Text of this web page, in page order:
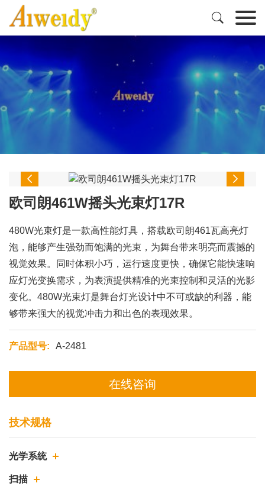

 
欧司朗461W摇头光束灯17R
480W光束灯是一款高性能灯具，搭载欧司朗461瓦高亮灯
泡，能够产生强劲而饱满的光束，为舞台带来明亮而震撼的
视觉效果。同时体积小巧，运行速度更快，确保它能快速响
应灯光变换需求，为表演提供精准的光束控制和灵活的光影
变化。480W光束灯是舞台灯光设计中不可或缺的利器，能
够带来强大的视觉冲击力和出色的表现效果。
产品型号: A-2481
在线咨询
技术规格
光学系统
扫描